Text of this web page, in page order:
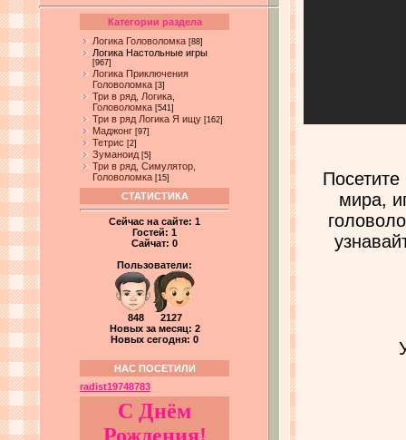
Категории раздела
Логика Головоломка [88]
Логика Настольные игры
[967]
Логика Приключения
Головоломка [3]
Три в ряд, Логика,
Головоломка [541]
Три в ряд Логика Я ищу [162]
Маджонг [97]
Тетрис [2]
Зуманоид [5]
Три в ряд, Симулятор,
Головоломка [15]
СТАТИСТИКА
Сейчас на сайте: 1
Гостей: 1
Сайчат: 0
Пользователи:
848 2127
Новых за месяц: 2
Новых сегодня: 0
НАС ПОСЕТИЛИ
radist19748783
С Днём
мира,